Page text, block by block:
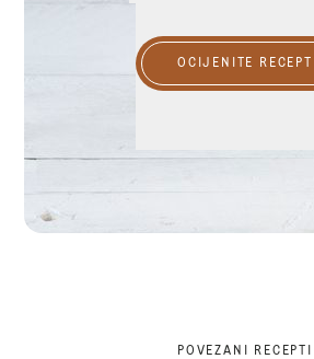
OCIJENITE RECEPT
POVEZANI RECEPTI